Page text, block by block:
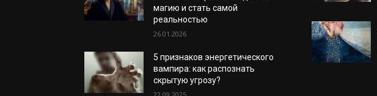
магию и стать самой
реальностью
26.01.2026
5 признаков энергетического
вампира: как распознать
скрытую угрозу?